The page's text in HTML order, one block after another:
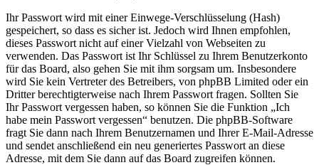
Ihr Passwort wird mit einer Einwege-Verschlüsselung (Hash)
gespeichert, so dass es sicher ist. Jedoch wird Ihnen empfohlen,
dieses Passwort nicht auf einer Vielzahl von Webseiten zu
verwenden. Das Passwort ist Ihr Schlüssel zu Ihrem Benutzerkonto
für das Board, also gehen Sie mit ihm sorgsam um. Insbesondere
wird Sie kein Vertreter des Betreibers, von phpBB Limited oder ein
Dritter berechtigterweise nach Ihrem Passwort fragen. Sollten Sie
Ihr Passwort vergessen haben, so können Sie die Funktion „Ich
habe mein Passwort vergessen“ benutzen. Die phpBB-Software
fragt Sie dann nach Ihrem Benutzernamen und Ihrer E-Mail-Adresse
und sendet anschließend ein neu generiertes Passwort an diese
Adresse, mit dem Sie dann auf das Board zugreifen können.